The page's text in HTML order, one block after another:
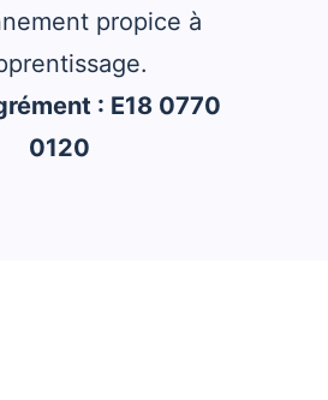
propice à
: E18 0770
0120